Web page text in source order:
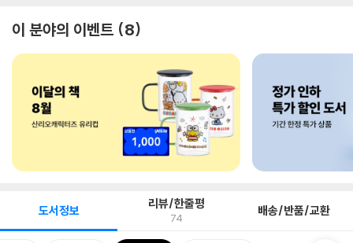
이 분야의 이벤트 8
도서정보 리뷰/한줄평
74 배송/반품/교환